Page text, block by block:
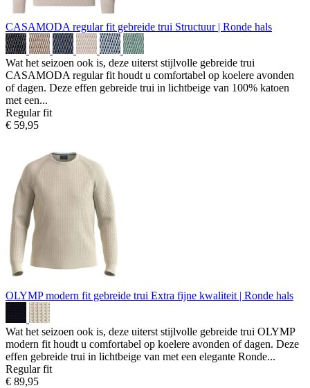
CASAMODA regular fit gebreide trui Structuur | Ronde hals
Wat het seizoen ook is, deze uiterst stijlvolle gebreide trui
CASAMODA regular fit houdt u comfortabel op koelere avonden
of dagen. Deze effen gebreide trui in lichtbeige van 100% katoen
met een...
Regular fit
€ 59,95
OLYMP modern fit gebreide trui Extra fijne kwaliteit | Ronde hals
Wat het seizoen ook is, deze uiterst stijlvolle gebreide trui OLYMP
modern fit houdt u comfortabel op koelere avonden of dagen. Deze
effen gebreide trui in lichtbeige van met een elegante Ronde...
Regular fit
€ 89,95